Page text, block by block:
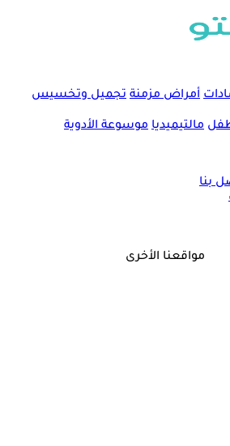
أمراض مزمنة تجميل وتخسيس
مالتيميديا موسوعة الأدوية
بنا
مواقعنا الأخرى